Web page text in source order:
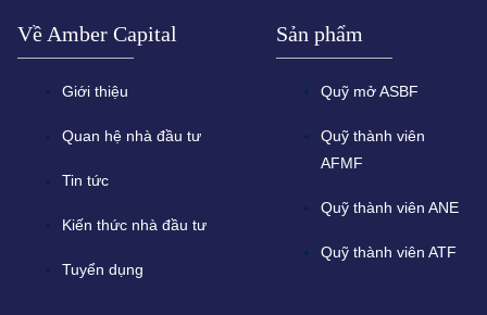
Về Amber Capital
Giới thiệu
Quan hệ nhà đầu tư
Tin tức
Kiến thức nhà đầu tư
Tuyển dụng
Sản phẩm
Quỹ mở ASBF
Quỹ thành viên
AFMF
Quỹ thành viên ANE
Quỹ thành viên ATF